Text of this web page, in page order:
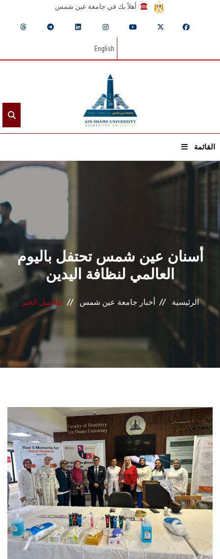
أهلاً بك في جامعة عين شمس
English
القائمة
الرئيسيـة
عن الجامعة
القطاعـات
الشئون الأكاديمية
البحث العلمي
الرعاية الصحية
المراكز والوحدات
الأنظمة الذكية
تواصل معنا
الطلاب
هيئة التدريس
الدراسات العليا
الخريجين
الموظفون
أسنان عين شمس تحتفل باليوم
العالمي لنظافة اليدين
الرئيسية أخبار جامعة عين شمس تفاصيل الخبر